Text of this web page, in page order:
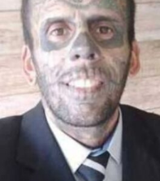
EXPEDIENTE
FINALIZAR COMPRA
HOME
LANÇAMENTOS